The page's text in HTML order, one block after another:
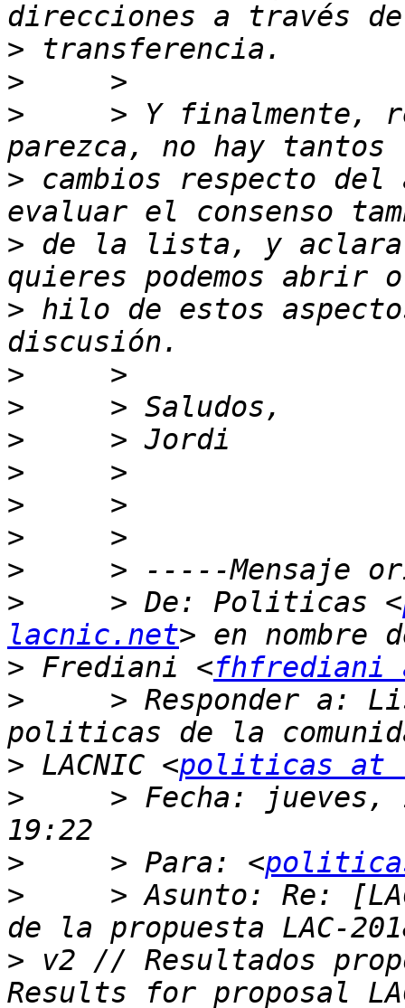
>
>
>
> Y finalmente,
> cambios respecto
> de la lista, y
> hilo de estos
>
>
>
>
>
>
>
>
     > De: Politicas <
lacnic.net
> Frediani <fhfrediani
>
> Responder a:
> LACNIC <politicas at
>
> Fecha: jueves,
>
     > Para: <
>
> Asunto: Re:
> v2 // Resultados